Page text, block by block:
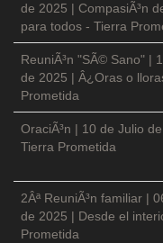
de 2025 | CompasiÃ³n
para todos - Tierra
ReuniÃ³n "SÃ© Sano" |
de 2025 | Â¿Oras o
Prometida
OraciÃ³n | 10 de Julio
Tierra Prometida
2Âª ReuniÃ³n familiar |
de 2025 | Desde el
Prometida